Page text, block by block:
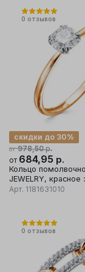
0 отзывов
от 978,50р.
скидки до 30%
от 684,95 р.
Кольцо
JEWELRY, красное
проба, вставка
Арт. 1181631010
0 отзывов